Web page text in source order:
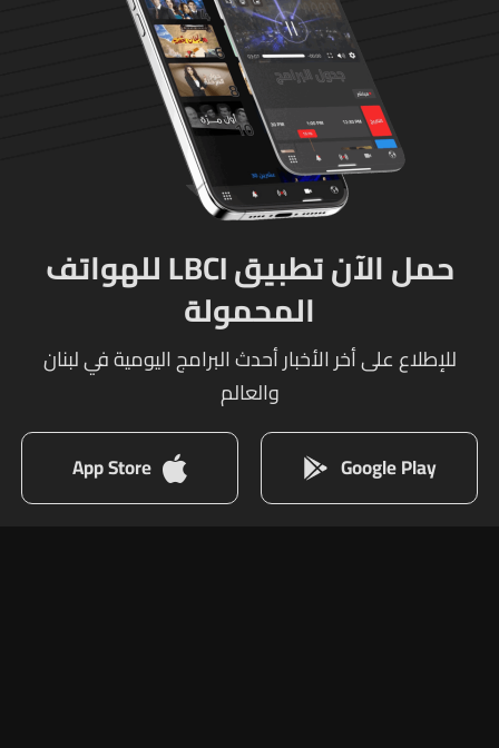
حمل الآن تطبيق LBCI للهواتف
المحمولة
للإطلاع على أخر الأخبار أحدث البرامج اليومية في لبنان
والعالم
Google Play
App Store